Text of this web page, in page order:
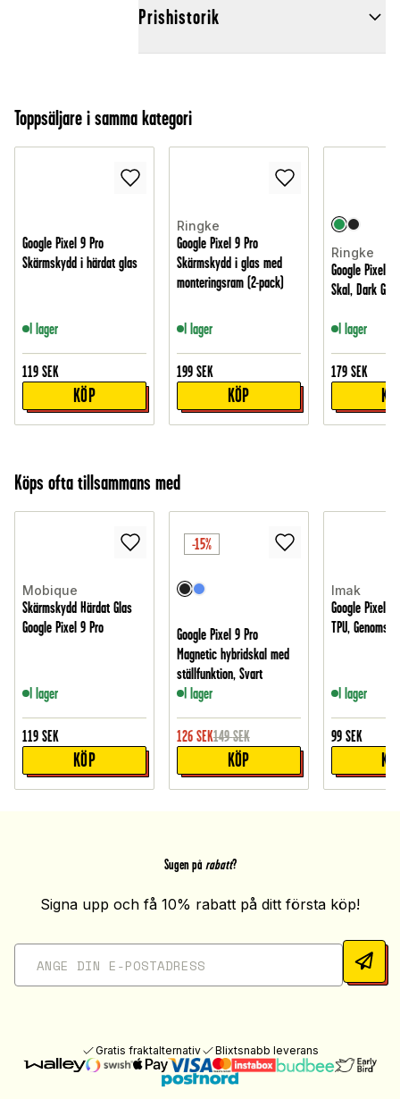
Prishistorik
Toppsäljare i samma kategori
Google Pixel 9 Pro
Skärmskydd i härdat glas
I lager
119 SEK
KÖP
Ringke
Google Pixel 9 Pro
Skärmskydd i glas med
monteringsram (2-pack)
I lager
199 SEK
KÖP
Ringke
Google Pixel 9
Skal, Dark
I lager
179 SEK
Köps ofta tillsammans med
Mobique
Skärmskydd Härdat Glas
Google Pixel 9 Pro
I lager
119 SEK
KÖP
-15%
Google Pixel 9 Pro
Magnetic hybridskal med
ställfunktion, Svart
I lager
126 SEK149 SEK
KÖP
Imak
Google Pixel 9
TPU,
I lager
99 SEK
Sugen på rabatt?
Signa upp och få 10% rabatt på ditt första köp!
Gratis fraktalternativ Blixtsnabb leverans